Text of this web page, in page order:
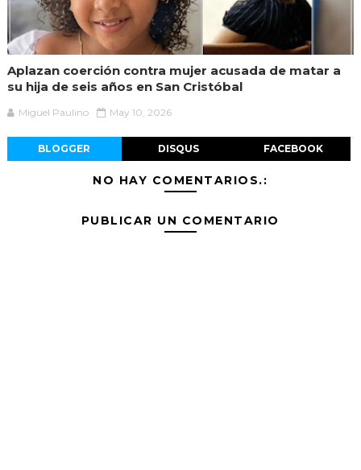
Aplazan coerción contra mujer acusada de matar a
su hija de seis años en San Cristóbal
Miguel Paulino May 10, 2026
BLOGGER DISQUS FACEBOOK
NO HAY COMENTARIOS.:
PUBLICAR UN COMENTARIO